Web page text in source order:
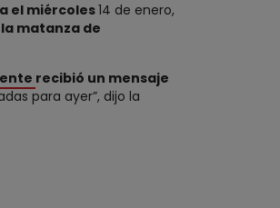
el miércoles14 de enero,
matanza de
recibió un mensaje
para ayer”, dijo la